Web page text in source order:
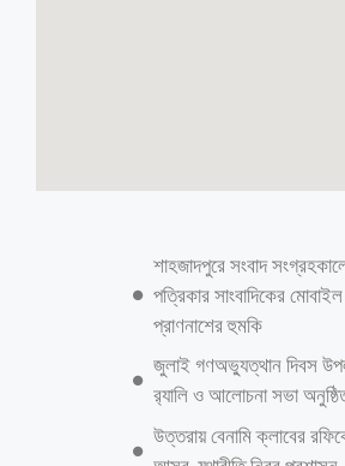
শাহজাদপুরে সংবাদ
পত্রিকার সাংবাদিকের
প্রাণনাশের হুমকি
জুলাই গণঅভ্যুত্থান দিবস
র‍্যালি ও আলোচনা সভা
উত্তরায় বেনামি ক্লাবের